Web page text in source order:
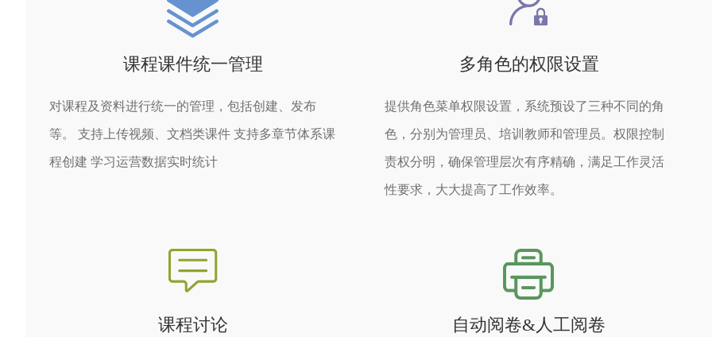
课程课件统一管理
对课程及资料进行统一的管理，包括创建、发布
等。 支持上传视频、文档类课件 支持多章节体系课
程创建 学习运营数据实时统计
多角色的权限设置
提供角色菜单权限设置，系统预设了三种不同的角
色，分别为管理员、培训教师和管理员。权限控制
责权分明，确保管理层次有序精确，满足工作灵活
性要求，大大提高了工作效率。
课程讨论 自动阅卷&人工阅卷